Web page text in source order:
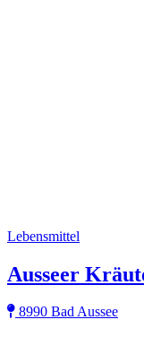
Lebensmittel
Ausseer
8990 Bad Aussee